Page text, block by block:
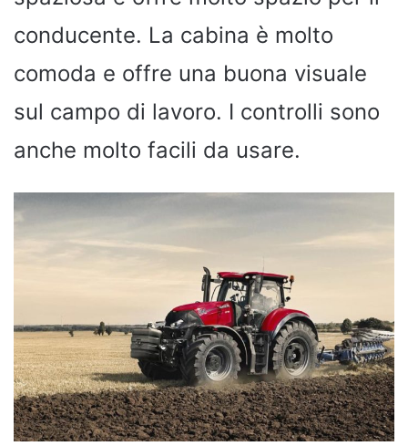
conducente. La cabina è molto
comoda e offre una buona visuale
sul campo di lavoro. I controlli sono
anche molto facili da usare.